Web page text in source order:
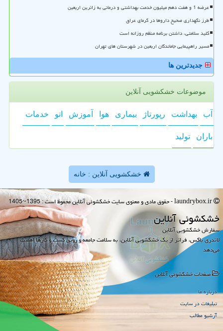
عرضه 1 و هفت دهم میلیون خدمت بهداشتی و درمانی به زائرین اربعین
طرز نگهداری صحیح داروها در گرمای عراق
کلید سلامتی، داشتن برنامه منظم روزانه است
مسیر راهپیمایی جاماندگان اربعین در شهرستان های تهران
جدیدترین ها
موضوعات خشکشویی آنلاین
آب بهداشت رپورتاژ بیماری هوا آموزش اتو خدمات
باران تولید
خشکشویی آنلاین : خانه
خشكشوئی آنلاین
سفارش خشکشویی آنلاین
لاندری باکس، فراتر از یک خشکشویی آنلاین، به سلامت جامعه و رونق کسب و کارها اهمیت
می‌دهد
صفحات خشكشوئی آنلاین
درباره ما
تبلیغات در سایت
آرشیو مطالب